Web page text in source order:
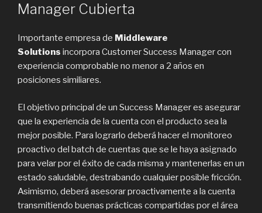
Manager Cubierta
Importante empresa de Middleware
Solutions incorpora Customer Success Manager con
experiencia comprobable no menor a 2 años en
posiciones similiares.
El objetivo principal de un Success Manager es asegurar
que la experiencia de la cuenta con el producto sea la
mejor posible. Para lograrlo deberá hacer el monitoreo
proactivo del batch de cuentas que se le haya asignado
para velar por el éxito de cada misma y mantenerlas en un
estado saludable, destrabando cualquier posible fricción.
Asimismo, deberá asesorar proactivamente a la cuenta
transmitiendo buenas prácticas compartidas por el área